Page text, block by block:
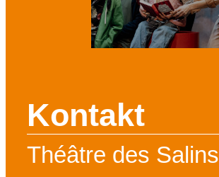
Kontakt
Théâtre des Salins